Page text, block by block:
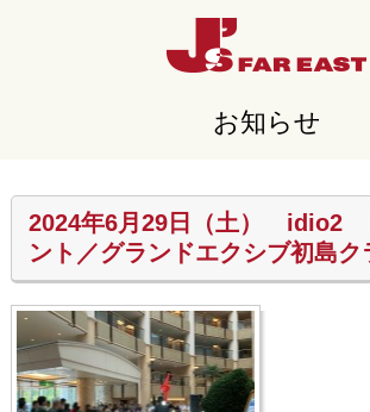
お知らせ
2024年6月29日（土） idio2
ント／グランドエクシブ初島ク